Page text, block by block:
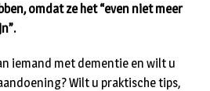
omdat ze het “even niet meer
iemand met dementie en wilt u
Wilt u praktische tips,